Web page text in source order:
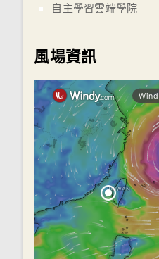
自主學習雲端學院
風場資訊